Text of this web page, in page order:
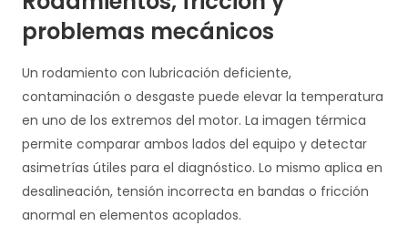
problemas mecánicos
Un rodamiento con lubricación deficiente,
contaminación o desgaste puede elevar la temperatura
en uno de los extremos del motor. La imagen térmica
permite comparar ambos lados del equipo y detectar
asimetrías útiles para el diagnóstico. Lo mismo aplica en
desalineación, tensión incorrecta en bandas o fricción
anormal en elementos acoplados.